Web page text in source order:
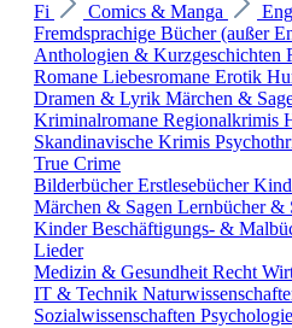
Fi
Comics & Manga
Fremdsprachige Bücher (außer
Anthologien & Kurzgeschichten
Romane Liebesromane Erotik
Dramen & Lyrik Märchen &
Kriminalromane Regionalkrimis
Skandinavische Krimis
True Crime
BilderbücherErstlesebücher
Märchen & Sagen Lernbücher &
KinderBeschäftigungs- &
Lieder
Medizin & Gesundheit Recht
IT & Technik
Sozialwissenschaften